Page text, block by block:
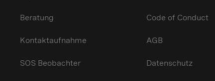
Beratung
Kontaktaufnahme
SOS Beobachter
Code of Conduct
AGB
Datenschutz